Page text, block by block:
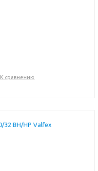
К сравнению